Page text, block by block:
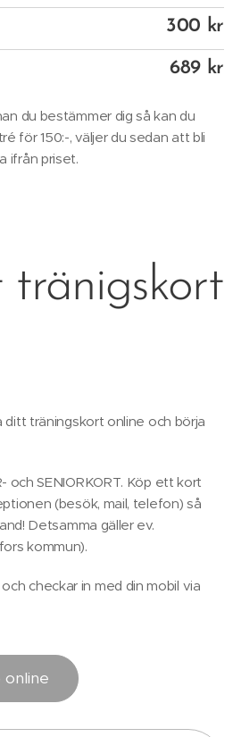
300 kr
689 kr
du bestämmer dig så kan du
för 150:-, väljer du sedan att bli
ifrån priset.
ditt träningskort online och börja
och SENIORKORT. Köp ett kort
(besök, mail, telefon) så
Detsamma gäller ev.
kommun).
checkar in med din mobil via
online